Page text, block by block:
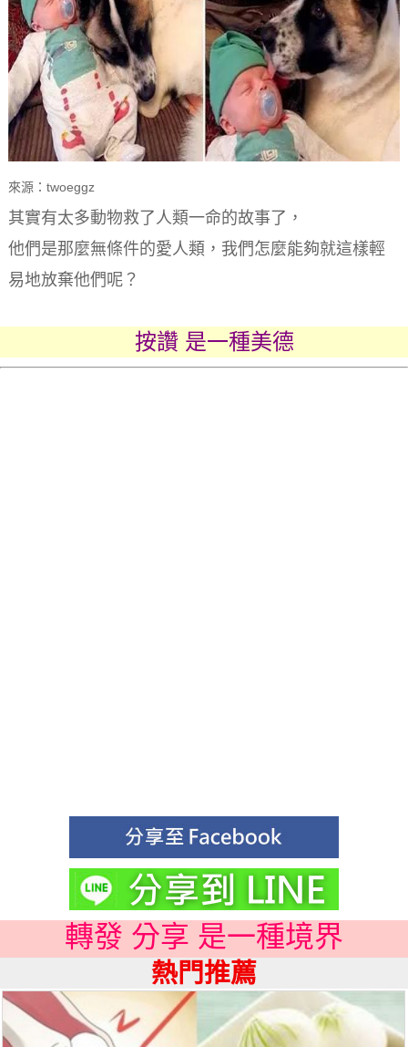
來源：twoeggz
其實有太多動物救了人類一命的故事了，
他們是那麼無條件的愛人類，我們怎麼能夠就這樣輕
易地放棄他們呢？
按讚 是一種美德
轉發 分享 是一種境界
熱門推薦